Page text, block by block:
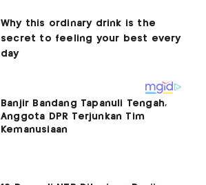
Banjir Bandang Tapanuli Tengah,
Anggota DPR Terjunkan Tim
Kemanusiaan